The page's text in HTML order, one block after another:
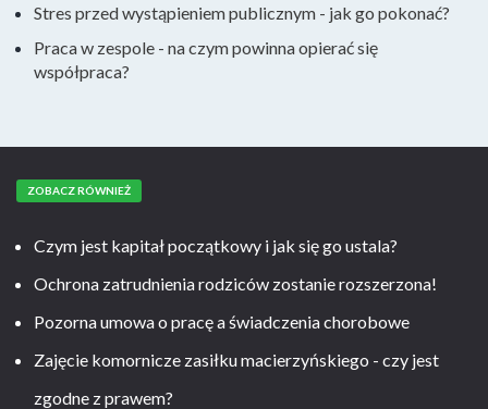
Stres przed wystąpieniem publicznym - jak go pokonać?
Praca w zespole - na czym powinna opierać się
współpraca?
ZOBACZ RÓWNIEŻ
Czym jest kapitał początkowy i jak się go ustala?
Ochrona zatrudnienia rodziców zostanie rozszerzona!
Pozorna umowa o pracę a świadczenia chorobowe
Zajęcie komornicze zasiłku macierzyńskiego - czy jest
zgodne z prawem?